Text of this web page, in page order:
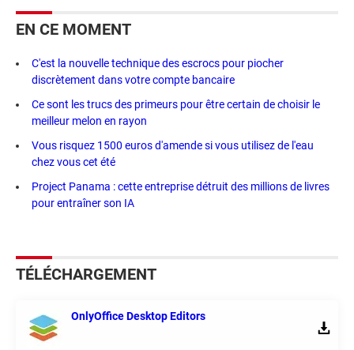
EN CE MOMENT
C'est la nouvelle technique des escrocs pour piocher
discrètement dans votre compte bancaire
Ce sont les trucs des primeurs pour être certain de choisir le
meilleur melon en rayon
Vous risquez 1500 euros d'amende si vous utilisez de l'eau
chez vous cet été
Project Panama : cette entreprise détruit des millions de livres
pour entraîner son IA
TÉLÉCHARGEMENT
OnlyOffice Desktop Editors